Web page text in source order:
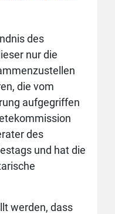
des
nur die
die vom
aufgegriffen
des
und hat die
werden, dass